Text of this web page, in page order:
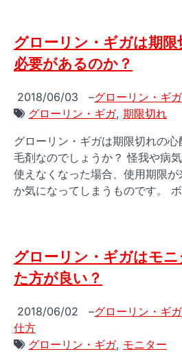
グローリン・ギガは期限
必要があるのか？
2018/06/03 –グローリン・ギガ
グローリン・ギガ, 期限切れ
グローリン・ギガは期限切れの
毛剤なのでしょうか？ 怪我や病
使えなくなった場合、使用期限が
か気になってしまうものです。
グローリン・ギガはモニ
た方が良い？
2018/06/02 –グローリン・ギガ
仕方
グローリン・ギガ, モニター